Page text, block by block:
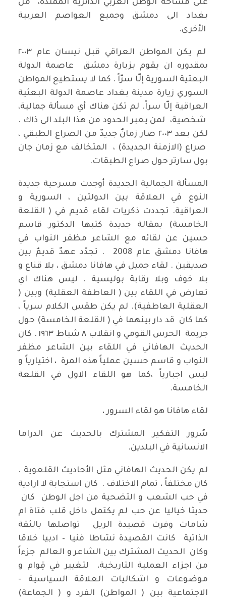
على مساحة الوطن العربي الدائرية الممتدة، من
بغداد الى دمشق وجميع العواصم العربية
الأخرى.
لم يكن المواطن العراقي قبل نيسان عام ٢٠٠٣
بمقدوره ان يقوم بزيارة دمشق عاصمة الدولة
البعثية السورية إلّا سرّاً . كما لا يستطيع المواطن
السوري زيارة مدينة بغداد عاصمة الدولة البعثية
العراقية إلّا سراً. لم تكن هناك أي مسألة جمالية،
شخصية، لمن يعبر الحدود من هذا البلد الى ذاك .
لكن بعد ٢٠٠٣ صار زمانٌ جديدٌ من الصراع الطبقي ،
صراع (الازمنة الجديدة) ، المتخالف مع زمان جان
بول سارتر حول صراع الطبقات.
المسألة الجمالية الجديدة أوجدت مسرحية جديدة
النوع في العلاقة بين الدولتين ، السورية و
العراقية. تجددت ذكريات لقاء قديم في ( القلعة
الخامسة) بمقالة جديدة كتبها الدكتور قاسم
حسين عن لقائه مع الشاعر مظفر النواب في
هافانا دمشق عام 2008 . تجدّد عهدٌ قديمٌ بين
صديقين . لقاء جميل في هافانا دمشق ، بلا قناع و
بلا خوف وبلا رقابة بوليسية . ليس هناك اي
تعارض في اللقاء بين ( العاطفة العقلية) وبين (
العقلية العاطفية). لم يكن طقس الكلام سرياً ،
كما كان قد دار بينهما في ( القلعة الخامسة) حول
جريمة الحرس القومي و انقلاب ٨ شباط ١٩٦٣ . كان
الحديث الهافاني في اللقاء بين الشاعر مظفر
النواب و قاسم حسين عملياً هذه المرة ، اختيارياً و
ليس اجبارياً ،كما هو اللقاء الاول في القلعة
الخامسة.
لقاء هافانا هو لقاء السرور ،
سُرور التفكير المشترك بالحديث عن الدراما
الانسانية في البلدين.
لم يكن الحديث الهافاني مثل الأحاديث القلعوية .
كان مختلفاً ، تمام الاختلاف . كان استجابة لا ارادية
في حب الشعب و التضحية من اجل الوطن كان
حديثا خياليا عن حب لم يكتمل داخل قلب فتاة ام
شامات وفرت قصيدة الريل تواصلها بالثقة
الذاتية كانت القصيدة نشاطا فنيا – ادبيا خلاقا
وكان الحديث المشترك بين الشاعر و العالم جزءاً
من اجزاء العملية التاريخية، لتغيير في قِوام و
موضوعات و اشكاليات العلاقة السياسية -
الاجتماعية بين ( المواطن) الفرد و ( الجماعة)